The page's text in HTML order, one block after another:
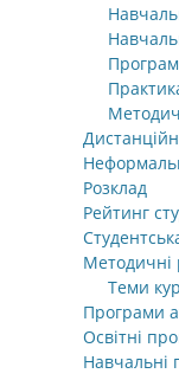
Розклад
Рейтинг
Методичні
Теми
Програми
Освітні
Навчальні